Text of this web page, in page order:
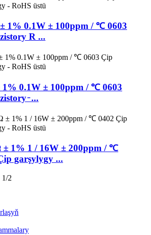
1% 0.1W ± 100ppm / ℃ 0603
R ...
0.1W ± 100ppm / ℃ 0603
...
1% 1 / 16W ± 200ppm / ℃
garşylygy ...
1/2